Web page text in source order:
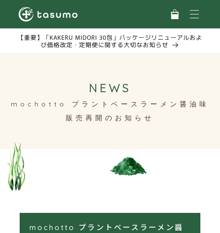
ンツに
進む
ー
【重要】「KAKERU MIDORI 30包」パッケージリニューアルおよ
び価格改定・定期便に関する大切なお知らせ
NEWS
mochotto プラントベースラーメン醤油味
販売再開のお知らせ
mochotto プラントベースラーメン醤